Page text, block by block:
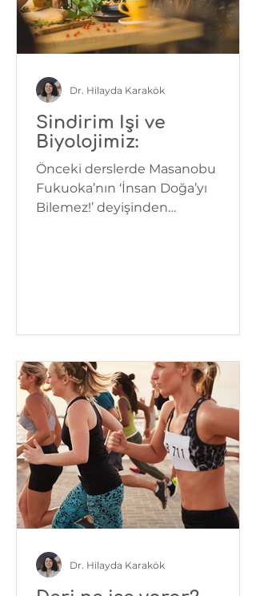
Sindirim İşi ve
Biyolojimiz:
Önceki derslerde Masanobu
Fukuoka’nın ‘İnsan Doğa’yı
Bilemez!’ deyişinden
Dr. Hilayda Karakök
Dr. Hilayda Karakök